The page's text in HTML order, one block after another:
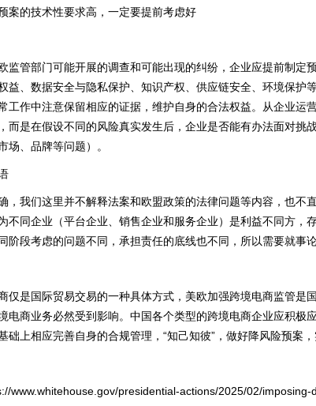
预案的技术性要求高，一定要提前考虑好
监管部门可能开展的调查和可能出现的纠纷，企业应提前制定
益、数据安全与隐私保护、知识产权、供应链安全、环境保护
工作中注意保留相应的证据，维护自身的合法权益。从企业运
而是在假设不同的风险真实发生后，企业是否能有办法面对挑
场、品牌等问题）。
，我们这里并不解释法案和欧盟政策的法律问题等内容，也不
不同企业（平台企业、销售企业和服务企业）是利益不同方，
阶段考虑的问题不同，承担责任的底线也不同，所以需要就事论
仅是国际贸易交易的一种具体方式，美欧加强跨境电商监管是
电商业务必然受到影响。中国各个类型的跨境电商企业应积极
础上相应完善自身的合规管理，“知己知彼”，做好降风险预案，
www.whitehouse.gov/presidential-actions/2025/02/